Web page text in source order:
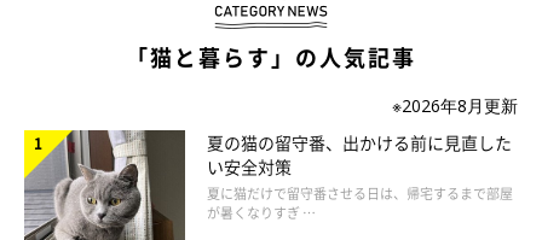
膝の上で抱っこできる猫には、1人でも安全に爪切りができる
「腹見せ抱っこ切り」スタイルを試しましょう。
「猫と暮らす」の人気記事
※2026年8月更新
夏の猫の留守番、出かける前に見直した
い安全対策
夏に猫だけで留守番させる日は、帰宅するまで部屋
が暑くなりすぎ …